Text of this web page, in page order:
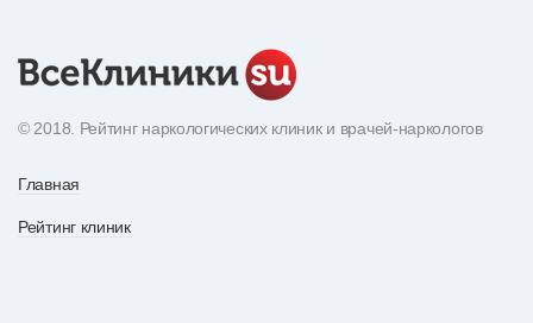
© 2018. Рейтинг наркологических клиник и врачей-наркологов
Главная
Рейтинг клиник